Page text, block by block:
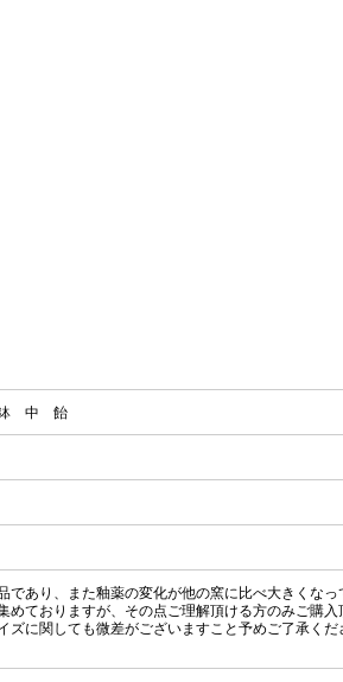
鉢 中 飴
であり、また釉薬の変化が他の窯に比べ大きくな
めておりますが、その点ご理解頂ける方のみご購入
ズに関しても微差がございますこと予めご了承くだ